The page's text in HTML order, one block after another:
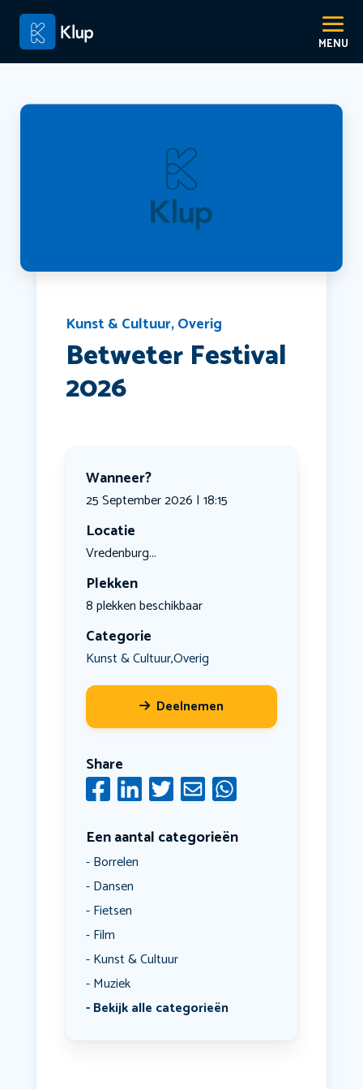
Kunst & Cultuur,Overig
Betweter Festival
2026
Wanneer?
25 September 2026 | 18:15
Locatie
Vredenburg...
Plekken
8 plekken beschikbaar
Categorie
Kunst & Cultuur,Overig
Deelnemen
Share
Een aantal categorieën
Borrelen
Dansen
Fietsen
Film
Kunst & Cultuur
Muziek
Bekijk alle categorieën